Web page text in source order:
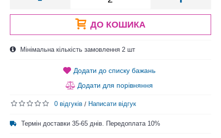
ДО КОШИКА
Мінімальна кількість замовлення 2 шт
Додати до списку бажань
Додати для порівняння
0 відгуків / Написати відгук
Термін доставки 35-65 днів. Передоплата 10%